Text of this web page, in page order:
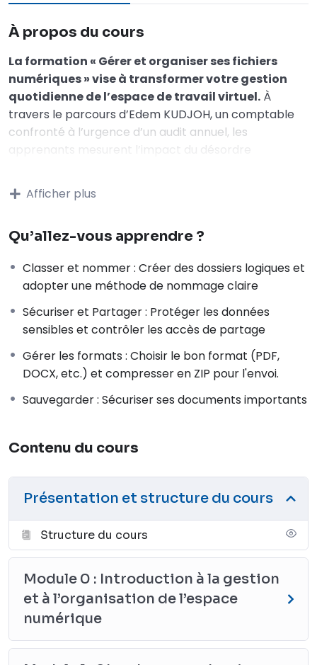
À propos du cours
La formation « Gérer et organiser ses fichiers
numériques » vise à transformer votre gestion
quotidienne de l’espace de travail virtuel. À
travers le parcours d’Edem KUDJOH, un comptable
confronté à l’urgence d’un audit annuel, les
apprenants mesurent l’impact du désordre
remédier pas à pas.
9 leçons, 5 quiz et 5 exercices concrets,
sur quatre piliers :
structurer une arborescence de dossiers logique ;
adopter une convention de nommage rigoureuse
;
(comme le passage du DOCX au PDF) ;
sécuriser ses données grâce à la règle de
sauvegarde 3-2-1.
constitue le socle indispensable pour ne plus
Afficher plus
Qu’allez-vous apprendre ?
Classer et nommer : Créer des dossiers logiques et
adopter une méthode de nommage claire
Sécuriser et Partager : Protéger les données
sensibles et contrôler les accès de partage
Gérer les formats : Choisir le bon format (PDF,
DOCX, etc.) et compresser en ZIP pour l'envoi.
Sauvegarder : Sécuriser ses documents importants
Contenu du cours
Présentation et structure du cours
Structure du cours
Module 0 : Introduction à la gestion
et à l’organisation de l’espace
numérique